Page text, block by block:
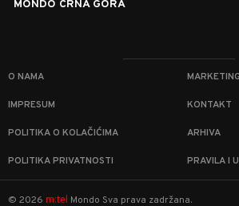
MONDO CRNA GORA
O NAMA
IMPRESUM KONTAKT
POLITIKA O KOLAČIĆIMA ARHIVA
POLITIKA PRIVATNOSTI PRAVILA I
© 2026 m:tel Mondo Sva prava zadržana.